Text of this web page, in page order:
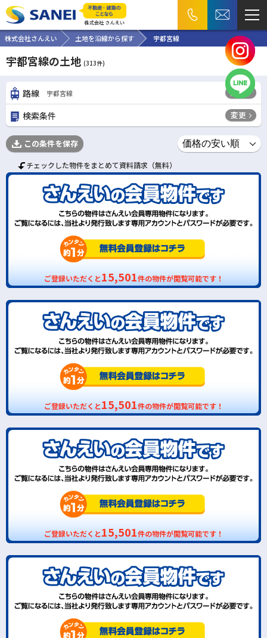
株式会社さんえい 土地を沿線から探す 宇都宮線
宇都宮線の土地 (313件)
路線 宇都宮線 変更
検索条件 変更
この条件を保存
チェックした物件をまとめて資料請求（無料）
ご登録いただくと15,501件の物件が閲覧可能です！
ご登録いただくと15,501件の物件が閲覧可能です！
ご登録いただくと15,501件の物件が閲覧可能です！